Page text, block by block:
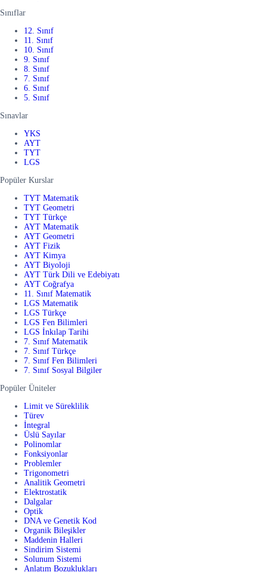
Sınıflar
12. Sınıf
11. Sınıf
10. Sınıf
9. Sınıf
8. Sınıf
7. Sınıf
6. Sınıf
5. Sınıf
Sınavlar
YKS
AYT
TYT
LGS
Popüler Kurslar
TYT Matematik
TYT Geometri
TYT Türkçe
AYT Matematik
AYT Geometri
AYT Fizik
AYT Kimya
AYT Biyoloji
AYT Türk Dili ve Edebiyatı
AYT Coğrafya
11. Sınıf Matematik
LGS Matematik
LGS Türkçe
LGS Fen Bilimleri
LGS İnkılap Tarihi
7. Sınıf Matematik
7. Sınıf Türkçe
7. Sınıf Fen Bilimleri
7. Sınıf Sosyal Bilgiler
Popüler Üniteler
Limit ve Süreklilik
Türev
İntegral
Üslü Sayılar
Polinomlar
Fonksiyonlar
Problemler
Trigonometri
Analitik Geometri
Elektrostatik
Dalgalar
Optik
DNA ve Genetik Kod
Organik Bileşikler
Maddenin Halleri
Sindirim Sistemi
Solunum Sistemi
Anlatım Bozuklukları